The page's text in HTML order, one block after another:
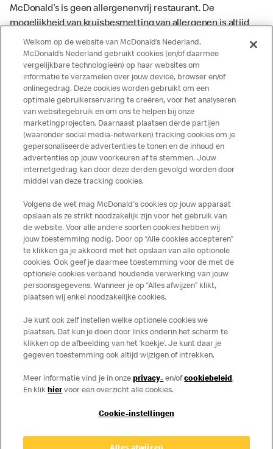
McDonald’s is geen allergenenvrij restaurant. De
mogelijkheid van kruisbesmetting van allergenen is altijd
aanwezig. McDonald’s kan zodoende niet garanderen dat
haar producten geen sporen van allergenen bevatten.
McDonald’s aanvaardt daarom geen aansprakelijkheid
indien een gast als gevolg van het binnenkrijgen van (een
spoor van) een allergeen lichamelijke klachten krijgt. Alle
producten kunnen sporen bevatten van dierlijke
ingrediënten. McDonald’s streeft er naar om de
voedingswaarde- en allergeneninformatie altijd up to date
te houden. De verstrekte informatie is alleen van
toepassing op de in Nederland verkochte producten. Voor
meer informatie over voedingswaarden en allergenen kijk
op de McDonald's website of in de McDonald’s App.
Publicatiefouten voorbehouden.
Over ons
Services
Contact
Welkom op de website van McDonald’s Nederland.
McDonald’s Nederland gebruikt cookies (en/of daarmee
vergelijkbare technologieën) op haar websites om
informatie te verzamelen over jouw device, browser en/of
onlinegedrag. Deze cookies worden gebruikt om een
optimale gebruikerservaring te creëren, voor het analyseren
van websitegebruik en om ons te helpen bij onze
marketingprojecten. Daarnaast plaatsen derde partijen
(waaronder social media-netwerken) tracking cookies om je
gepersonaliseerde advertenties te tonen en de inhoud en
advertenties op jouw voorkeuren af te stemmen. Jouw
internetgedrag kan door deze derden gevolgd worden door
middel van deze tracking cookies.
Volgens de wet mag McDonald's cookies op jouw apparaat
opslaan als ze strikt noodzakelijk zijn voor het gebruik van
de website. Voor alle andere soorten cookies hebben wij
jouw toestemming nodig. Door op “Alle cookies accepteren”
te klikken ga je akkoord met het opslaan van alle optionele
cookies. Ook geef je daarmee toestemming voor de met de
optionele cookies verband houdende verwerking van jouw
persoonsgegevens. Wanneer je op “Alles afwijzen” klikt,
plaatsen wij enkel noodzakelijke cookies.
Je kunt ook zelf instellen welke optionele cookies we
plaatsen. Dat kun je doen door links onderin het scherm te
klikken op de afbeelding van het ‘koekje’. Je kunt daar je
gegeven toestemming ook altijd wijzigen of intrekken.
Meer informatie vind je in onzeprivacy- en/ofcookiebeleid.
En klikhier voor een overzicht alle cookies.
Cookie-instellingen